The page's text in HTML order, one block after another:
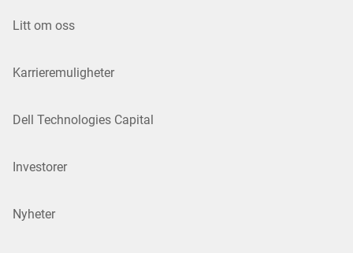
Litt om oss
Karrieremuligheter
Dell Technologies Capital
Investorer
Nyheter